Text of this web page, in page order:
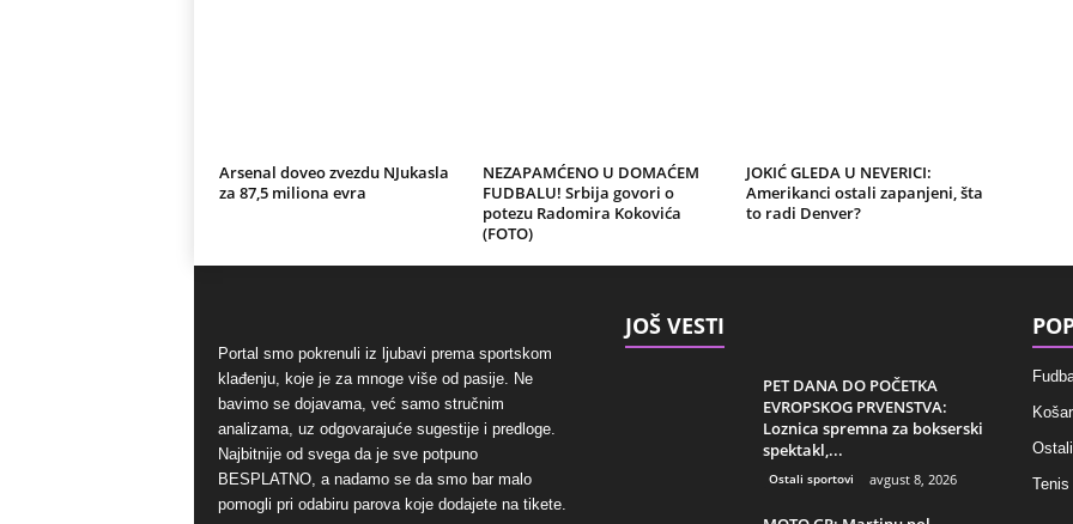
Arsenal doveo zvezdu NJukasla
za 87,5 miliona evra
NEZAPAMĆENO U DOMAĆEM
FUDBALU! Srbija govori o
potezu Radomira Kokovića
(FOTO)
JOKIĆ GLEDA U NEVERICI:
Amerikanci ostali zapanjeni, šta
to radi Denver?
Portal smo pokrenuli iz ljubavi prema sportskom
klađenju, koje je za mnoge više od pasije. Ne
bavimo se dojavama, već samo stručnim
analizama, uz odgovarajuće sugestije i predloge.
Najbitnije od svega da je sve potpuno
BESPLATNO, a nadamo se da smo bar malo
pomogli pri odabiru parova koje dodajete na tikete.
JOŠ VESTI
PET DANA DO POČETKA
EVROPSKOG PRVENSTVA:
Loznica spremna za bokserski
spektakl,...
Ostali sportovi avgust 8, 2026 Tenis